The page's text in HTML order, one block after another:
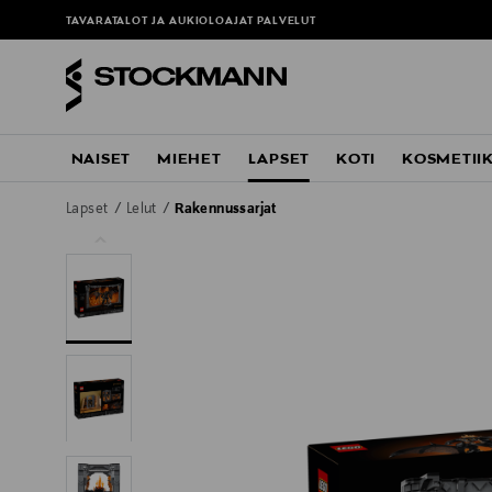
TAVARATALOT JA AUKIOLOAJAT PALVELUT
NAISET MIEHET LAPSET KOTI
Lapset Lelut Rakennussarjat